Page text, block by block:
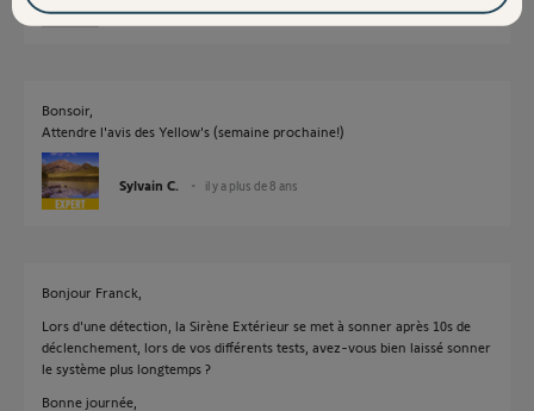
Bonsoir,
Attendre l'avis des Yellow's (semaine prochaine!)
Sylvain C. il y a plus de 8 ans
Bonjour Franck,
Lors d'une détection, la Sirène Extérieur se met à sonner après 10s de
déclenchement, lors de vos différents tests, avez-vous bien laissé sonner
le système plus longtemps ?
Bonne journée,